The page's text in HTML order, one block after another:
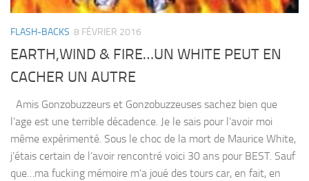
FLASH-BACKS 8 FÉVRIER 2016
EARTH,WIND & FIRE…UN WHITE PEUT EN
CACHER UN AUTRE
Amis Gonzobuzzeurs et Gonzobuzzeuses sachez bien que
l’age est une terrible décadence. Je le sais pour l’avoir moi
même expérimenté. Sous le choc de la mort de Maurice White,
j’étais certain de l’avoir rencontré voici 30 ans pour BEST. Sauf
que…ma fucking mémoire m’a joué des tours car, en fait, en